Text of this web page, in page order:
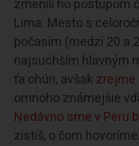
zmenili ho postupom
Lima. Mesto s
počasím (medzi 20 a
najsuchším hlavným
ťa ohúri, avšak zrejme
omnoho známejšie
Nedávno sme v Peru
zistíš, o čom hovoríme.